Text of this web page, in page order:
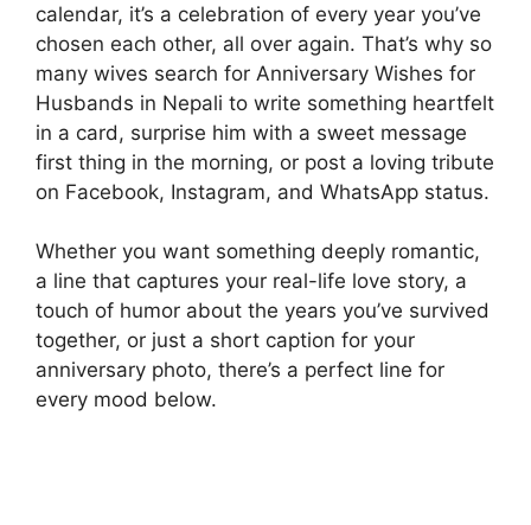
calendar, it’s a celebration of every year you’ve
chosen each other, all over again. That’s why so
many wives search for Anniversary Wishes for
Husbands in Nepali to write something heartfelt
in a card, surprise him with a sweet message
first thing in the morning, or post a loving tribute
on Facebook, Instagram, and WhatsApp status.
Whether you want something deeply romantic,
a line that captures your real-life love story, a
touch of humor about the years you’ve survived
together, or just a short caption for your
anniversary photo, there’s a perfect line for
every mood below.